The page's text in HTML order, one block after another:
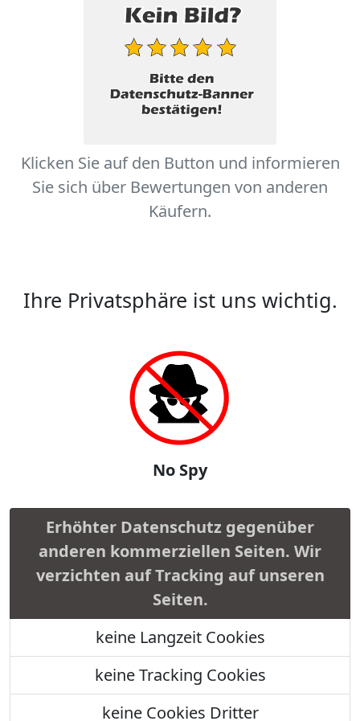
Klicken Sie auf den Button und informieren
Sie sich über Bewertungen von anderen
Käufern.
Ihre Privatsphäre ist uns wichtig.
No Spy
Erhöhter Datenschutz gegenüber
anderen kommerziellen Seiten. Wir
verzichten auf Tracking auf unseren
Seiten.
keine Langzeit Cookies
keine Tracking Cookies
keine Cookies Dritter